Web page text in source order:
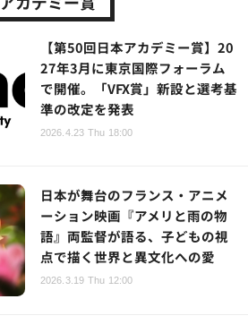
【第50回日本アカデミー賞】20
27年3月に東京国際フォーラム
で開催。「VFX賞」新設と選考基
準の改定を発表
2026.4.23 Thu 18:00
日本が舞台のフランス・アニメ
ーション映画『アメリと雨の物
語』両監督が語る、子どもの視
点で描く世界と異文化への愛
2026.3.19 Thu 12:00